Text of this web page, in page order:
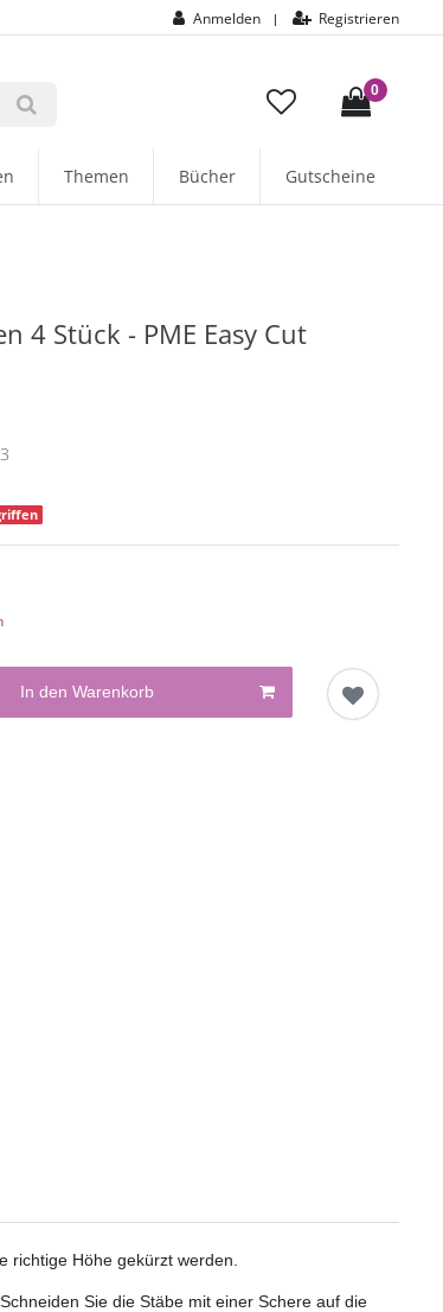
Anmelden | Registrieren
0
Themen Bücher Gutscheine
4 Stück - PME Easy Cut
In den Warenkorb
richtige Höhe gekürzt werden.
Sie die Stäbe mit einer Schere auf die